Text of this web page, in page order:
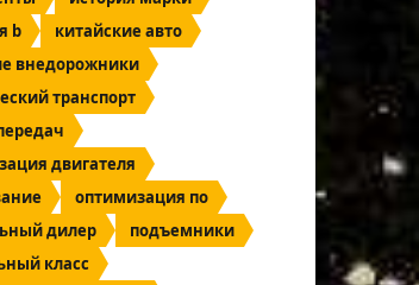
b
китайские авто
внедорожники
транспорт
двигателя
оптимизация по
дилер
подъемники
класс